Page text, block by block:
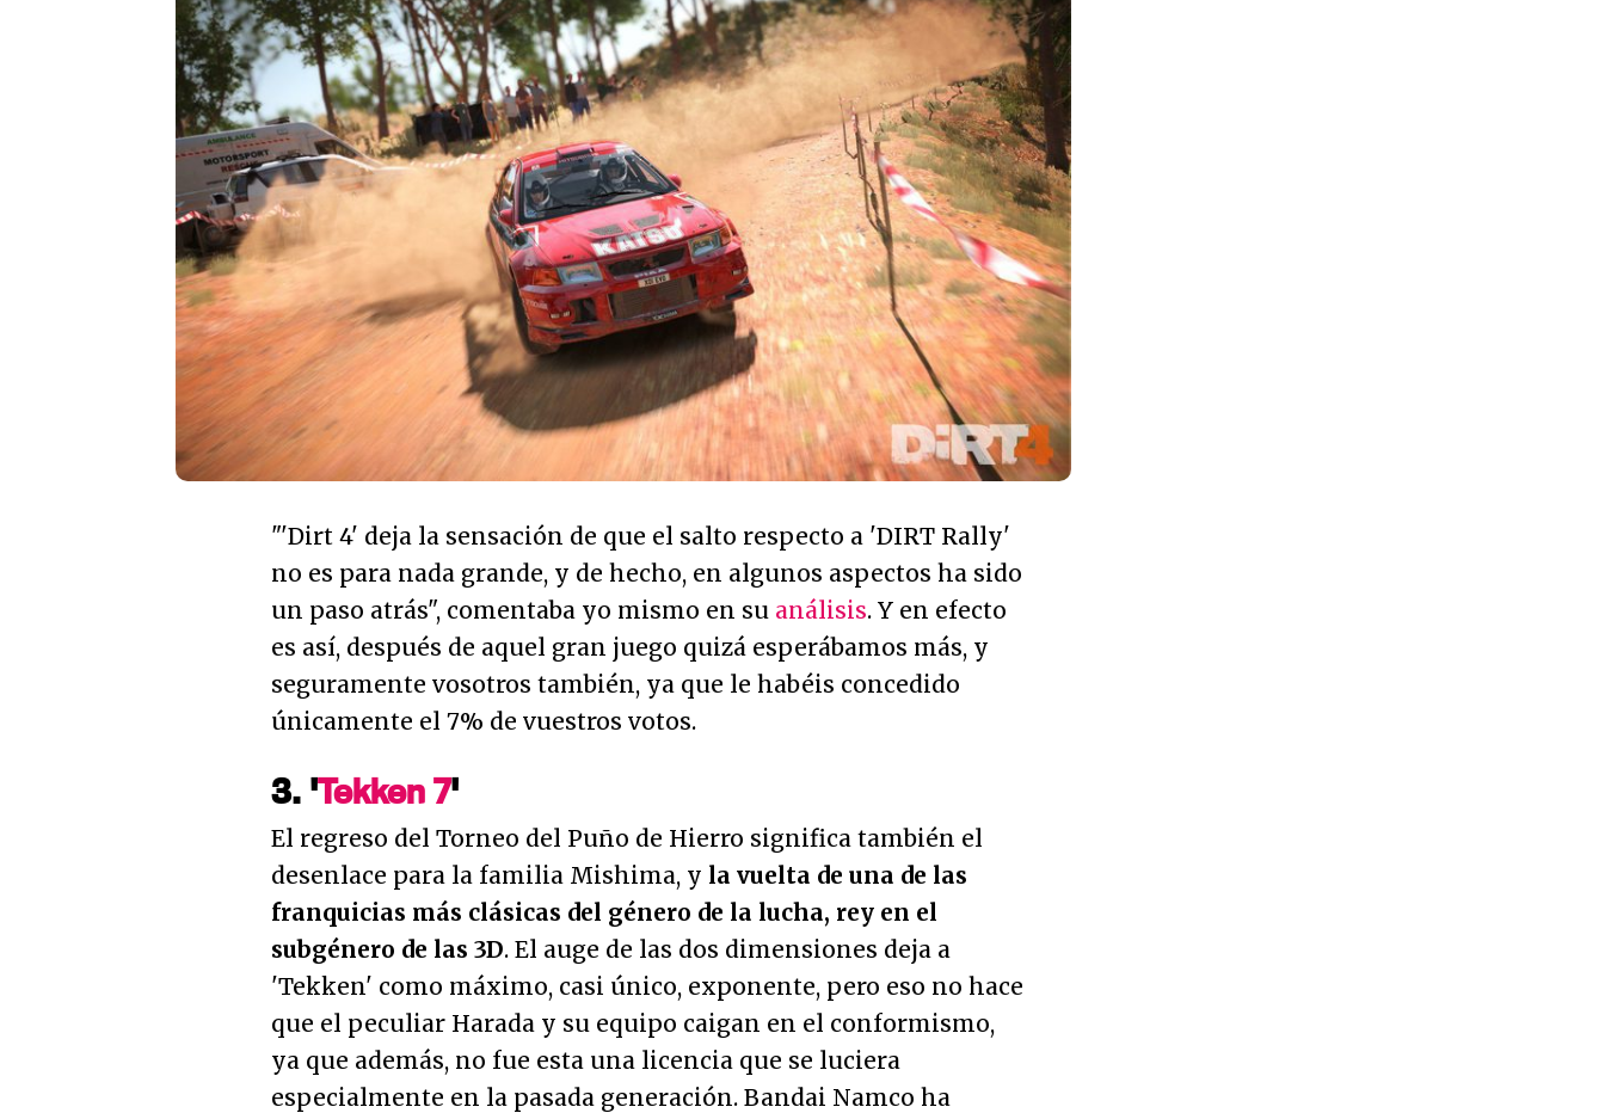
"'Dirt 4' deja la sensación de que el salto respecto a 'DIRT Rally'
no es para nada grande, y de hecho, en algunos aspectos ha sido
un paso atrás", comentaba yo mismo en su análisis. Y en efecto
es así, después de aquel gran juego quizá esperábamos más, y
seguramente vosotros también, ya que le habéis concedido
únicamente el 7% de vuestros votos.
3. 'Tekken 7'
El regreso del Torneo del Puño de Hierro significa también el
desenlace para la familia Mishima, y la vuelta de una de las
franquicias más clásicas del género de la lucha, rey en el
subgénero de las 3D. El auge de las dos dimensiones deja a
'Tekken' como máximo, casi único, exponente, pero eso no hace
que el peculiar Harada y su equipo caigan en el conformismo,
ya que además, no fue esta una licencia que se luciera
especialmente en la pasada generación. Bandai Namco ha